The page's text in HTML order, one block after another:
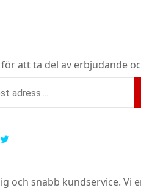
att ta del av erbjudande
och snabb kundservice. Vi